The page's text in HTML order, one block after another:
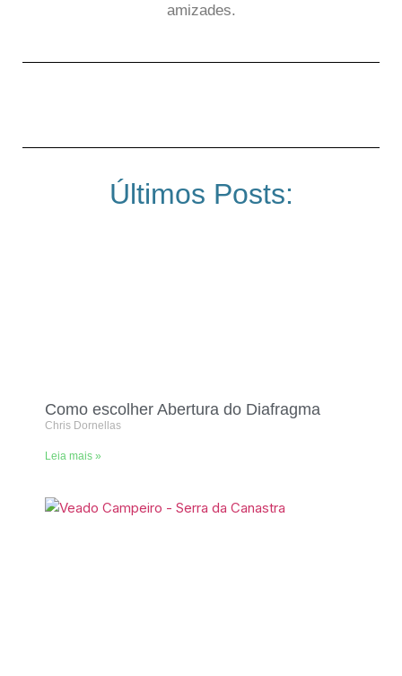
amizades.
Últimos Posts:
Como escolher Abertura do Diafragma
Chris Dornellas
Leia mais »